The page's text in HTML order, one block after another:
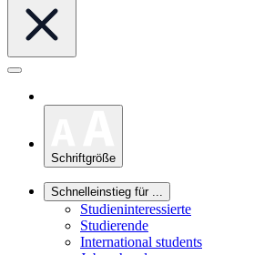
Schriftgröße
Schnelleinstieg für ...
Studieninteressierte
Studierende
International students